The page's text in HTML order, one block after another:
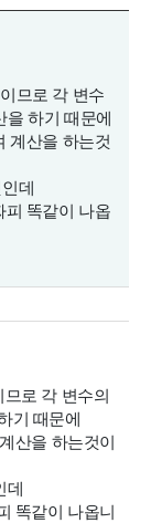
므로 각 변수
을 하기 때문에
계산을 하는것
데
똑같이 나옵
로 각 변수의
기 때문에
산을 하는것이
데
똑같이 나옵니